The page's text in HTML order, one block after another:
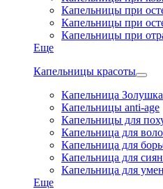
Капельницы при
Капельницы при
Капельницы при
Еще
Капельницы красоты
Капельница Золушка
Капельницы anti-age
Капельницы для
Капельница для
Капельница для
Капельница для
Капельница для
Еще